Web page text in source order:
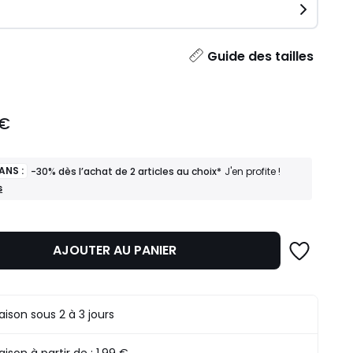
Guide des tailles
: -30% dès l’achat de 2 articles au choix* J'en profite !
AJOUTER AU PANIER
sous 2 à 3 jours